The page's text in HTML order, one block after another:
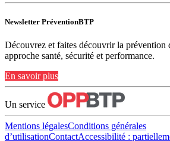
Newsletter PréventionBTP
Découvrez et faites découvrir la prévention
approche santé, sécurité et performance.
En savoir plus
Un service
Mentions légalesConditions générales
d’utilisationContactAccessibilité :